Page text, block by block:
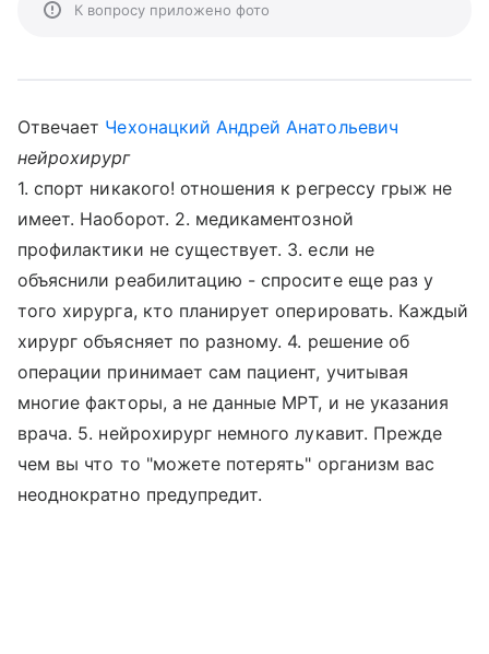
К вопросу приложено фото
Отвечает Чехонацкий Андрей Анатольевич
нейрохирург
1. спорт никакого! отношения к регрессу грыж не
имеет. Наоборот. 2. медикаментозной
профилактики не существует. 3. если не
объяснили реабилитацию - спросите еще раз у
того хирурга, кто планирует оперировать. Каждый
хирург объясняет по разному. 4. решение об
операции принимает сам пациент, учитывая
многие факторы, а не данные МРТ, и не указания
врача. 5. нейрохирург немного лукавит. Прежде
чем вы что то "можете потерять" организм вас
неоднократно предупредит.